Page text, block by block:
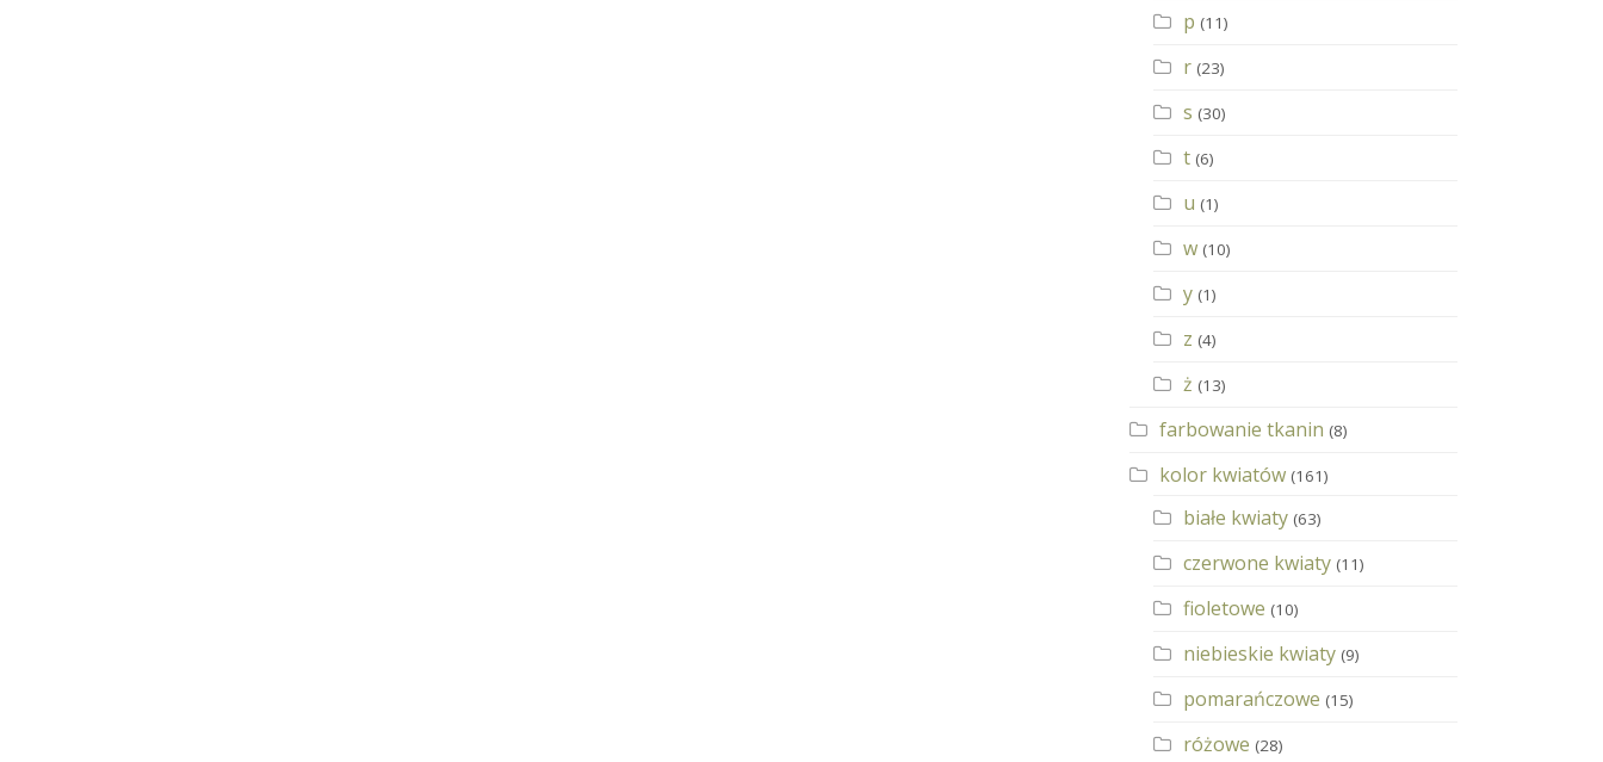
p (11)
r (23)
s (30)
t (6)
u (1)
w (10)
y (1)
z (4)
ż (13)
farbowanie tkanin (8)
kolor kwiatów (161)
białe kwiaty (63)
czerwone kwiaty (11)
fioletowe (10)
niebieskie kwiaty (9)
pomarańczowe (15)
różowe (28)